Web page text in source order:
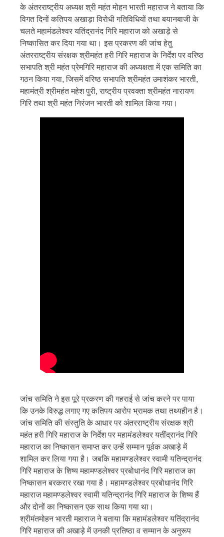
के अंतरराष्ट्रीय अध्यक्ष श्री महंत मोहन भारती महाराज ने बताया कि
विगत दिनों कतिपय अखाड़ा विरोधी गतिविधियों तथा बयानबाजी के
चलते महामंडलेश्वर यतिंद्रानंद गिरि महाराज को अखाड़े से
निष्कासित कर दिया गया था। इस प्रकरण की जांच हेतु
अंतरराष्ट्रीय संरक्षक श्रीमहंत हरी गिरि महाराज के निर्देश पर वरिष्ठ
सभापति श्री महंत प्रेमगिरि महाराज की अध्यक्षता में एक समिति का
गठन किया गया, जिसमें वरिष्ठ सभापति श्रीमहंत उमाशंकर भारती,
महामंत्री श्रीमहंत महेश पुरी, राष्ट्रीय प्रवक्ता श्रीमहंत नारायण
गिरि तथा श्री महंत निरंजन भारती को शामिल किया गया।
जांच समिति ने इस पूरे प्रकरण की गहराई से जांच करने पर पाया
कि उनके विरुद्ध लगाए गए कतिपय आरोप भ्रामक तथा तथ्यहीन है।
जांच समिति की संस्तुति के आधार पर अंतरराष्ट्रीय संरक्षक श्री
महंत हरी गिरि महाराज के निर्देश पर महामंडलेश्वर यतींद्रानंद गिरि
महाराज का निष्कासन समाप्त कर उन्हें सम्मान पूर्वक अखाड़े में
शामिल कर लिया गया है। जबकि महामण्डलेश्वर स्वामी यतिन्द्रानंद
गिरि महाराज के शिष्य महामण्डलेश्वर प्रबोधानंद गिरि महाराज का
निष्कासन बरकरार रखा गया है। महामण्डलेश्वर प्रबोधानंद गिरि
महाराज महामण्डलेश्वर स्वामी यतिन्द्रानंद गिरि महाराज के शिष्य हैं
और दोनों का निष्कासन एक साथ किया गया था।
श्रीमंतमोहन भारती महाराज ने बताया कि महामंडलेश्वर यतिंद्रानंद
गिरि महाराज की अखाड़े में उनकी प्रतिष्ठा व सम्मान के अनुरूप